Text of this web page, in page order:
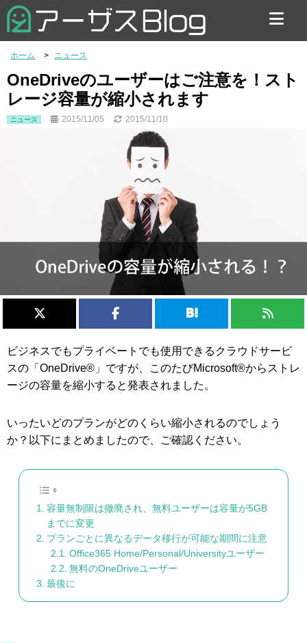
お問い合わせ
ホーム ニュース
OneDriveのユーザーはご注意を！スト
レージ容量が縮小されます
ニュース 2015/11/05 2015/11/10
ビジネスでもプライベートでも使用できるクラウドサービ
スの「OneDrive®」ですが、このたびMicrosoft®からストレ
ージの容量を縮小すると発表されました。
いったいどのプランがどのくらい縮小されるのでしょう
か？以下にまとめましたので、ご確認ください。
容量無制限は撤廃され、無料ユーザーは容量が5GB
までに変更
プランごとに異なるデータ移行が可能な期間に注意
Office365 Home/Personal/Universityユーザー
無料のOneDriveユーザー
最後に